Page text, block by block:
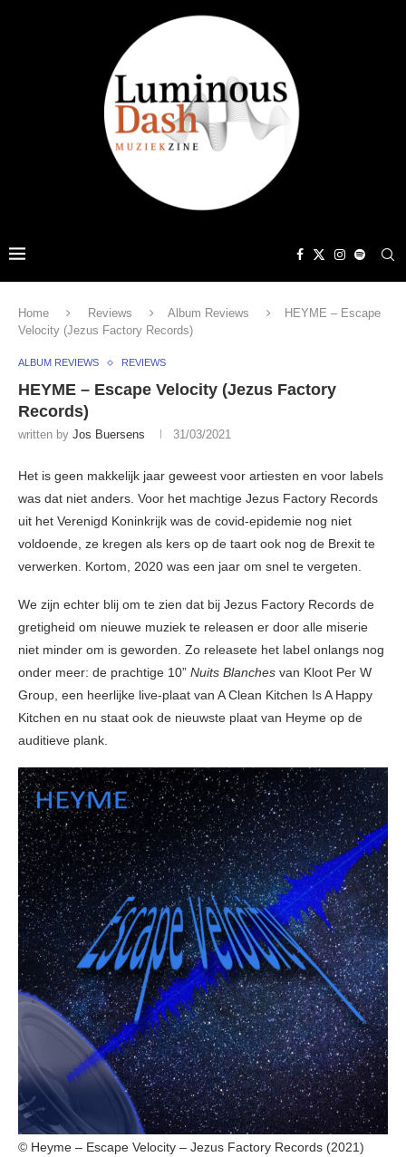
Home Reviews Album Reviews
HEYME – Escape
Velocity (Jezus Factory Records)
ALBUM REVIEWS REVIEWS
HEYME – Escape Velocity (Jezus Factory
Records)
written by Jos Buersens 31/03/2021
Het is geen makkelijk jaar geweest voor artiesten en voor labels
was dat niet anders. Voor het machtige Jezus Factory Records
uit het Verenigd Koninkrijk was de covid-epidemie nog niet
voldoende, ze kregen als kers op de taart ook nog de Brexit te
verwerken. Kortom, 2020 was een jaar om snel te vergeten.
We zijn echter blij om te zien dat bij Jezus Factory Records de
gretigheid om nieuwe muziek te releasen er door alle miserie
niet minder om is geworden. Zo releasete het label onlangs nog
onder meer: de prachtige 10” Nuits Blanches van Kloot Per W
Group, een heerlijke live-plaat van A Clean Kitchen Is A Happy
Kitchen en nu staat ook de nieuwste plaat van Heyme op de
auditieve plank.
© Heyme – Escape Velocity – Jezus Factory Records (2021)